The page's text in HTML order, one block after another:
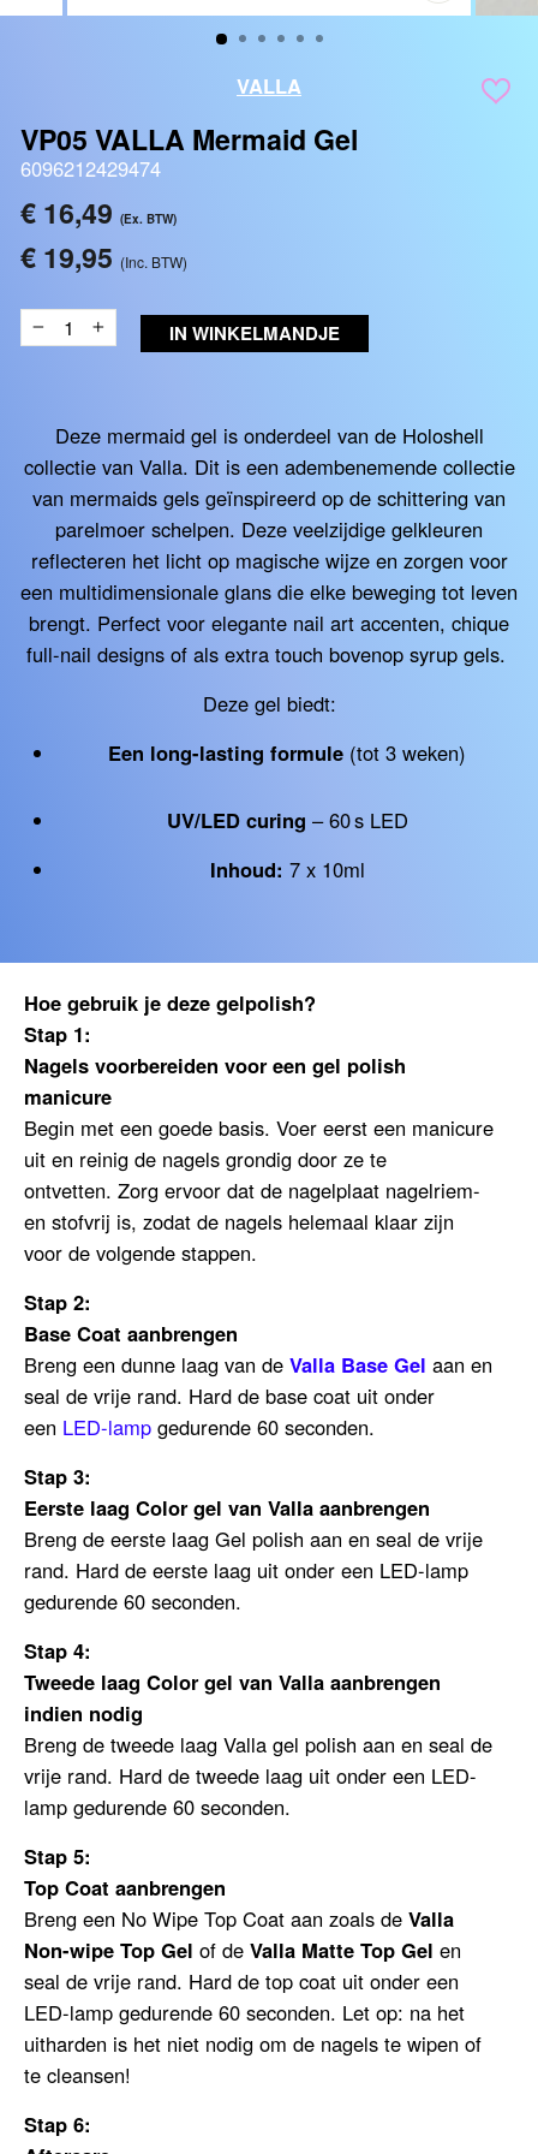
(ESC)
VALLA
VP05 VALLA Mermaid Gel
6096212429474
Reguliere
€ 16,49 (Ex. BTW)
€ 19,95 (Inc. BTW)
− + IN WINKELMANDJE
Deze mermaid gel is onderdeel van de Holoshell
collectie van Valla. Dit is een adembenemende collectie
van mermaids gels geïnspireerd op de schittering van
parelmoer schelpen. Deze veelzijdige gelkleuren
reflecteren het licht op magische wijze en zorgen voor
een multidimensionale glans die elke beweging tot leven
brengt. Perfect voor elegante nail art accenten, chique
full-nail designs of als extra touch bovenop syrup gels.
Deze gel biedt:
Een long-lasting formule (tot 3 weken)
UV/LED curing – 60 s LED
Inhoud: 7 x 10ml
Hoe gebruik je deze gelpolish?
Stap 1:
Nagels voorbereiden voor een gel polish
manicure
Begin met een goede basis. Voer eerst een manicure
uit en reinig de nagels grondig door ze te
ontvetten. Zorg ervoor dat de nagelplaat nagelriem-
en stofvrij is, zodat de nagels helemaal klaar zijn
voor de volgende stappen.
Stap 2:
Base Coat aanbrengen
Breng een dunne laag van de Valla Base Gel aan en
seal de vrije rand. Hard de base coat uit onder
een LED-lamp gedurende 60 seconden.
Stap 3:
Eerste laag Color gel van Valla aanbrengen
Breng de eerste laag Gel polish aan en seal de vrije
rand. Hard de eerste laag uit onder een LED-lamp
gedurende 60 seconden.
Stap 4:
Tweede laag Color gel van Valla aanbrengen
indien nodig
Breng de tweede laag Valla gel polish aan en seal de
vrije rand. Hard de tweede laag uit onder een LED-
lamp gedurende 60 seconden.
Stap 5:
Top Coat aanbrengen
Breng een No Wipe Top Coat aan zoals de Valla
Non-wipe Top Gel of de Valla Matte Top Gel en
seal de vrije rand. Hard de top coat uit onder een
LED-lamp gedurende 60 seconden. Let op: na het
uitharden is het niet nodig om de nagels te wipen of
te cleansen!
Stap 6: